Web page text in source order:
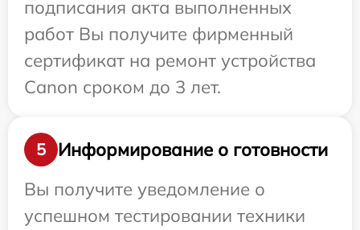
подписания акта выполненных
работ Вы получите фирменный
сертификат на ремонт устройства
Canon сроком до 3 лет.
5
Информирование о готовности
Вы получите уведомление о
успешном тестировании техники